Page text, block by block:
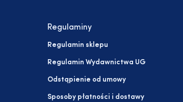
Regulaminy
Regulamin sklepu
Regulamin Wydawnictwa UG
Odstąpienie od umowy
Sposoby płatności i dostawy